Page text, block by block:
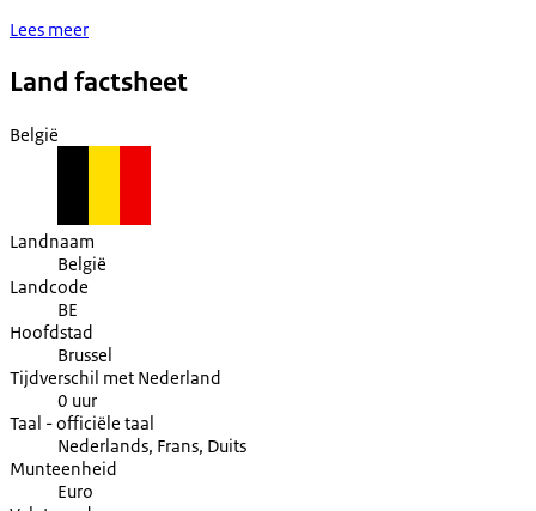
Lees meer
Land factsheet
België
Landnaam
België
Landcode
BE
Hoofdstad
Brussel
Tijdverschil met Nederland
0 uur
Taal - officiële taal
Nederlands, Frans, Duits
Munteenheid
Euro